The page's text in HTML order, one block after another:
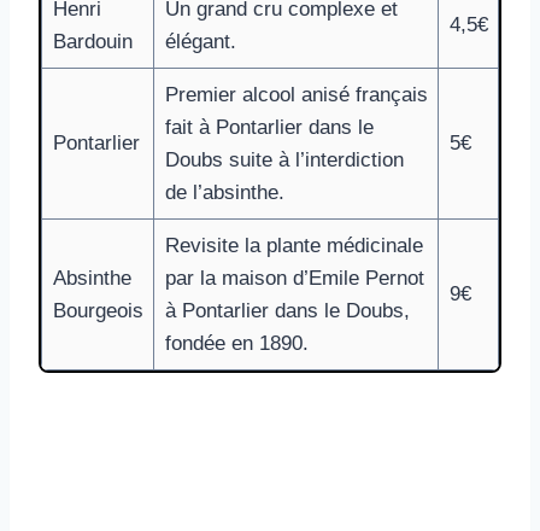
Henri
Bardouin
Un grand cru complexe et
élégant.
4,5€
Pontarlier
Premier alcool anisé français
fait à Pontarlier dans le
Doubs suite à l’interdiction
de l’absinthe.
5€
Absinthe
Bourgeois
Revisite la plante médicinale
par la maison d’Emile Pernot
à Pontarlier dans le Doubs,
fondée en 1890.
9€